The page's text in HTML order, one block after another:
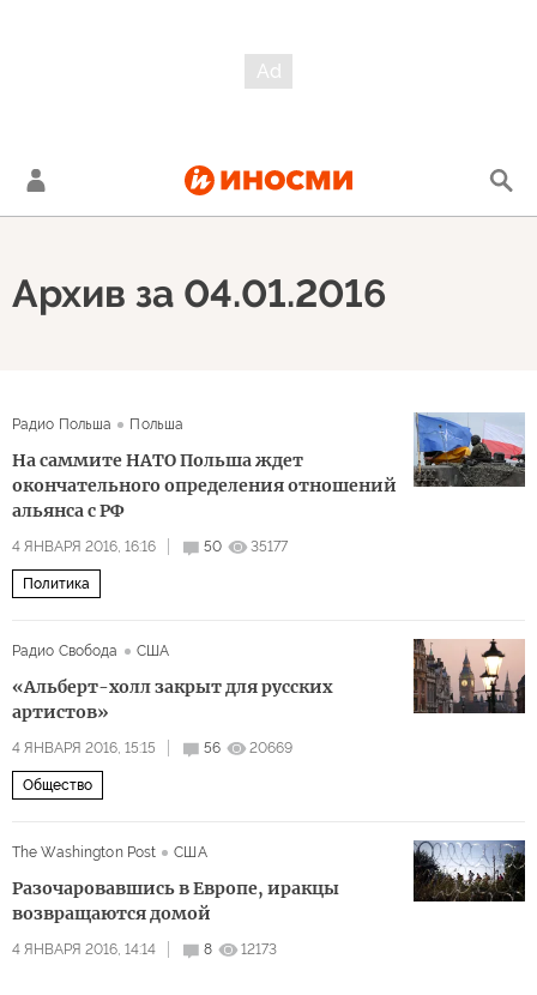
Архив за 04.01.2016
Радио Польша Польша
На саммите НАТО Польша ждет
окончательного определения отношений
альянса с РФ
4 ЯНВАРЯ 2016, 16:16 50 35177
Политика
Радио Свобода США
«Альберт-холл закрыт для русских
артистов»
4 ЯНВАРЯ 2016, 15:15 56 20669
Общество
The Washington Post США
Разочаровавшись в Европе, иракцы
возвращаются домой
4 ЯНВАРЯ 2016, 14:14 8 12173